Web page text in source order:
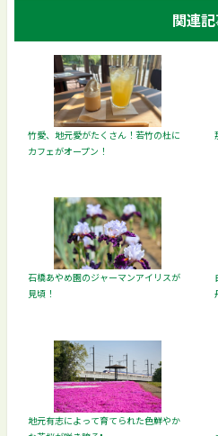
関連
竹愛、地元愛がたくさん！若竹の杜に
カフェがオープン！
石橋あやめ園のジャーマンアイリスが
見頃！
地元有志によって育てられた色鮮やか